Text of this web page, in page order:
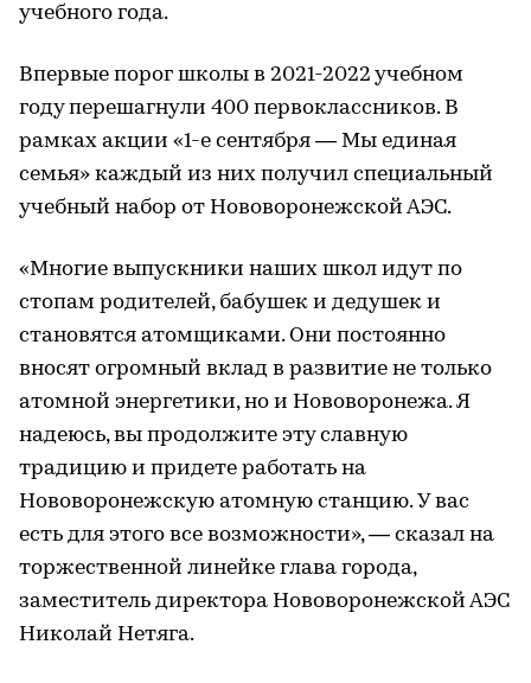
учебного года.
Впервые порог школы в 2021-2022 учебном
году перешагнули 400 первоклассников. В
рамках акции «1-е сентября — Мы единая
семья» каждый из них получил специальный
учебный набор от Нововоронежской АЭС.
«Многие выпускники наших школ идут по
стопам родителей, бабушек и дедушек и
становятся атомщиками. Они постоянно
вносят огромный вклад в развитие не только
атомной энергетики, но и Нововоронежа. Я
надеюсь, вы продолжите эту славную
традицию и придете работать на
Нововоронежскую атомную станцию. У вас
есть для этого все возможности», — сказал на
торжественной линейке глава города,
заместитель директора Нововоронежской АЭС
Николай Нетяга.